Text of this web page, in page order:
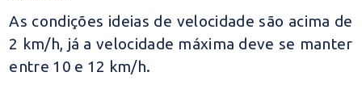
As condições ideias de velocidade são acima de
2 km/h, já a velocidade máxima deve se manter
entre 10 e 12 km/h.